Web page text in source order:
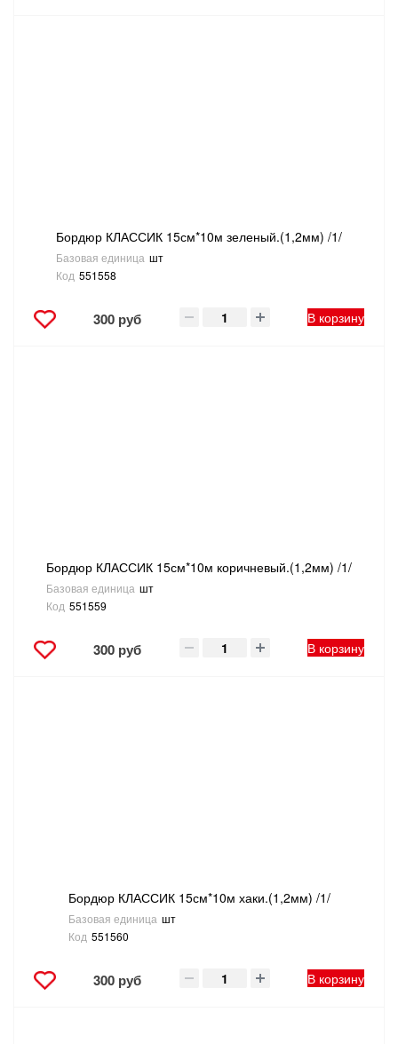
Бордюр КЛАССИК 15см*10м зеленый.(1,2мм) /1/
Базовая единица шт
Код 551558
300 руб В корзину
Бордюр КЛАССИК 15см*10м коричневый.(1,2мм) /1/
Базовая единица шт
Код 551559
300 руб В корзину
Бордюр КЛАССИК 15см*10м хаки.(1,2мм) /1/
Базовая единица шт
Код 551560
300 руб В корзину